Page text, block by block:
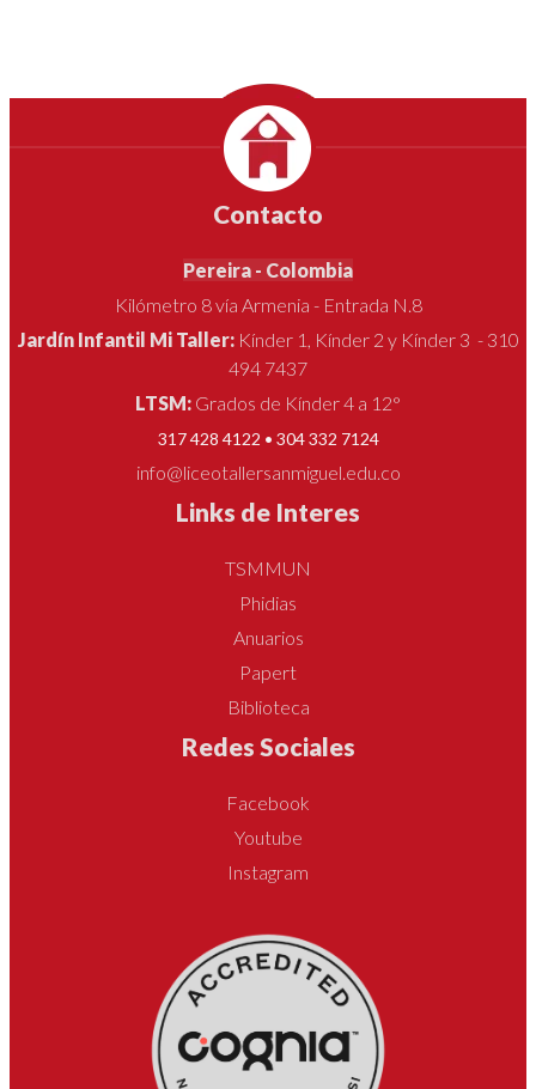
Contacto
Pereira - Colombia
Kilómetro 8 vía Armenia - Entrada N.8
Jardín Infantil Mi Taller: Kínder 1, Kínder 2 y Kínder 3 - 310
494 7437
LTSM: Grados de Kínder 4 a 12°
317 428 4122 • 304 332 7124
info@liceotallersanmiguel.edu.co
Links de Interes
TSMMUN
Phidias
Anuarios
Papert
Biblioteca
Redes Sociales
Facebook
Youtube
Instagram